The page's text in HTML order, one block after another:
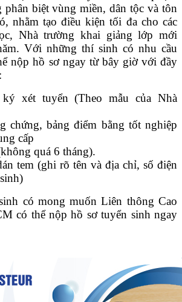
biệt vùng miền, dân tộc và tôn
nhằm tạo điều kiện tối đa cho các
Nhà trường khai giảng lớp mới
Với những thí sinh có nhu cầu
nộp hồ sơ ngay từ bây giờ với đầy
ký xét tuyển (Theo mẫu của Nhà
chứng, bảng điểm bằng tốt nghiệp
cấp
quá 6 tháng).
tem (ghi rõ tên và địa chỉ, số điện
có mong muốn Liên thông Cao
có thể nộp hồ sơ tuyển sinh ngay